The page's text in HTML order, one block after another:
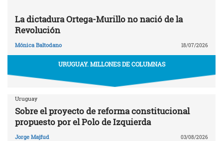
La dictadura Ortega-Murillo no nació de la
Revolución
Mónica Baltodano 18/07/2026
URUGUAY. MILLONES DE COLUMNAS
Uruguay
Sobre el proyecto de reforma constitucional
propuesto por el Polo de Izquierda
Jorge Majfud 03/08/2026